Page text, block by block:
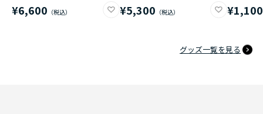
¥6,600 ¥5,300 ¥1,100
グッズ一覧を見る